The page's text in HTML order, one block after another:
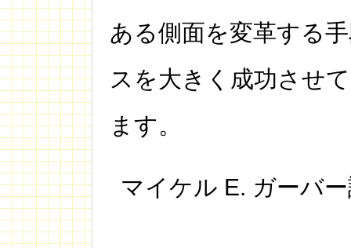
ある側面を変革する
スを大きく成功させ
ます。
マイケル E. ガーバ